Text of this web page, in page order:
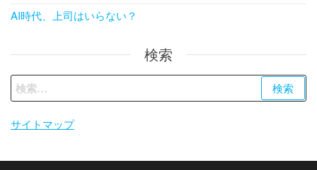
AI時代、上司はいらない？
検索
検
索:
サイトマップ